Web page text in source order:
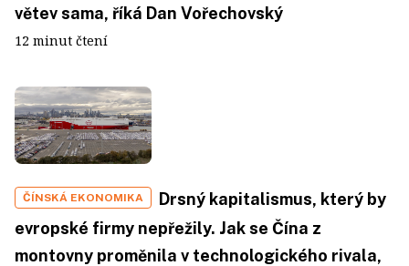
větev sama, říká Dan Vořechovský
12 minut čtení
ČÍNSKÁ EKONOMIKA
Drsný kapitalismus, který by
evropské firmy nepřežily. Jak se Čína z
montovny proměnila v technologického rivala,